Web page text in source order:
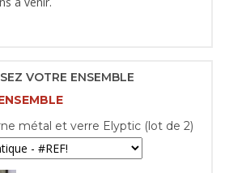
VOTRE ENSEMBLE
métal et verre Elyptic (lot de 2)